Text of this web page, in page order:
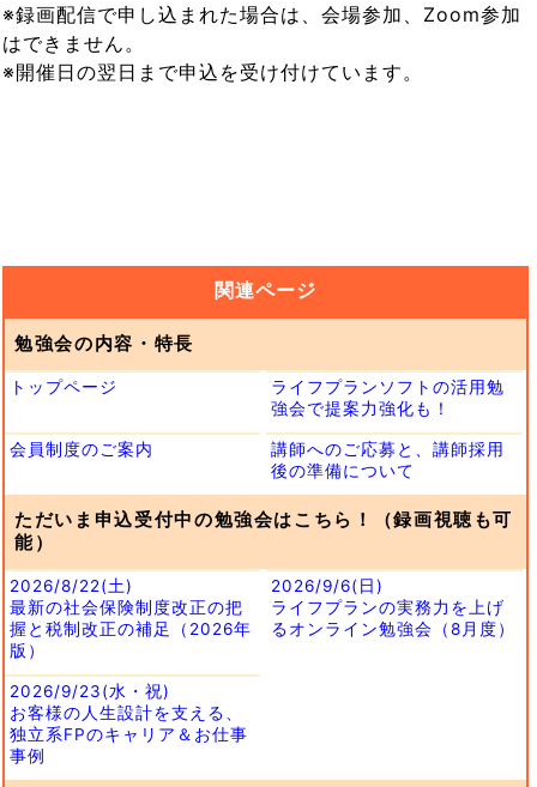
※録画配信で申し込まれた場合は、会場参加、Zoom参加
はできません。
※開催日の翌日まで申込を受け付けています。
関連ページ
勉強会の内容・特長
トップページ
ライフプランソフトの活用勉
強会で提案力強化も！
会員制度のご案内
講師へのご応募と、講師採用
後の準備について
ただいま申込受付中の勉強会はこちら！（録画視聴も可
能）
2026/8/22(土)
最新の社会保険制度改正の把
握と税制改正の補足（2026年
版）
2026/9/6(日)
ライフプランの実務力を上げ
るオンライン勉強会（8月度）
2026/9/23(水・祝)
お客様の人生設計を支える、
独立系FPのキャリア＆お仕事
事例